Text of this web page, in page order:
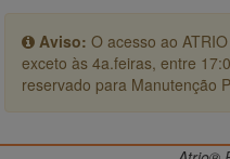
Aviso: O acesso ao
exceto às 4a.feiras, entre
reservado para Manutenção